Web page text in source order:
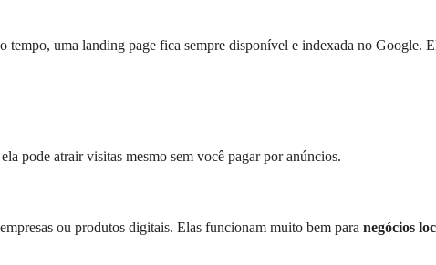
tempo, uma landing page fica sempre disponível e indexada no Google.
pode atrair visitas mesmo sem você pagar por anúncios.
ou produtos digitais. Elas funcionam muito bem para negócios